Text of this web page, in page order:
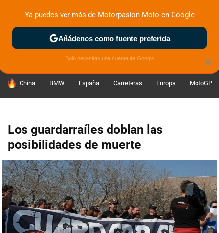
ZONA DE PRUEBAS DEPORTIVAS MOTOS ELÉCTRICAS
HOY SE HABLA DE
China BMW España Carreteras Europa MotoGP
Los guardarraíles doblan las
posibilidades de muerte
×
Ya puedes ver más de Motorpasion Moto en Google
Añádenos como fuente preferida
Solo necesitas una cuenta de Google